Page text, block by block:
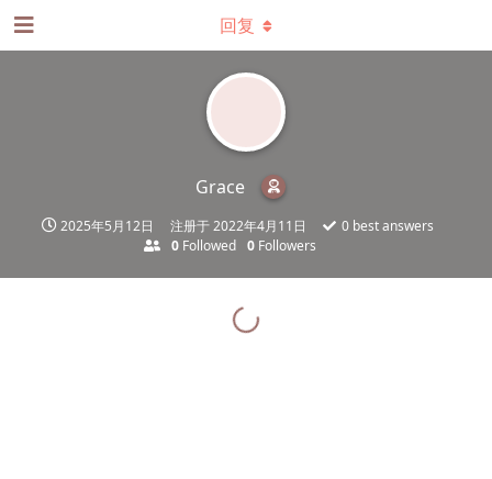
Grace
2025年5月12日 注册于2022年4月11日 0 best answers
0 Followed 0 Followers
回复